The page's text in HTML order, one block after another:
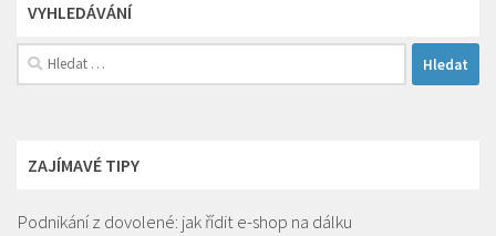
VYHLEDÁVÁNÍ
Vyhledávání
ZAJÍMAVÉ TIPY
Podnikání z dovolené: jak řídit e-shop na dálku